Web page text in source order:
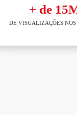
+ de
DE VISUALIZAÇÕES NOS